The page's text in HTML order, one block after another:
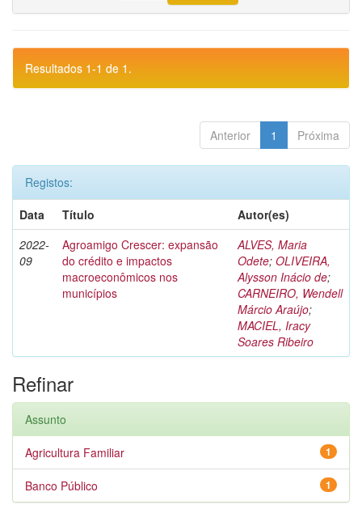
Resultados 1-1 de 1.
Anterior 1 Próxima
Registos:
Data
Título
Autor(es)
2022-
09
Agroamigo Crescer: expansão
do crédito e impactos
macroeconômicos nos
municípios
ALVES, Maria
Odete; OLIVEIRA,
Alysson Inácio de;
CARNEIRO, Wendell
Márcio Araújo;
MACIEL, Iracy
Soares Ribeiro
Refinar
Assunto
1
Agricultura Familiar
1
Banco Público